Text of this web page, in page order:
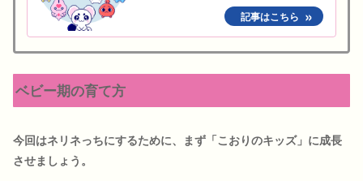
ベビー期の育て方
今回はネリネっちにするために、まず「こおりのキッズ」に成長
させましょう。